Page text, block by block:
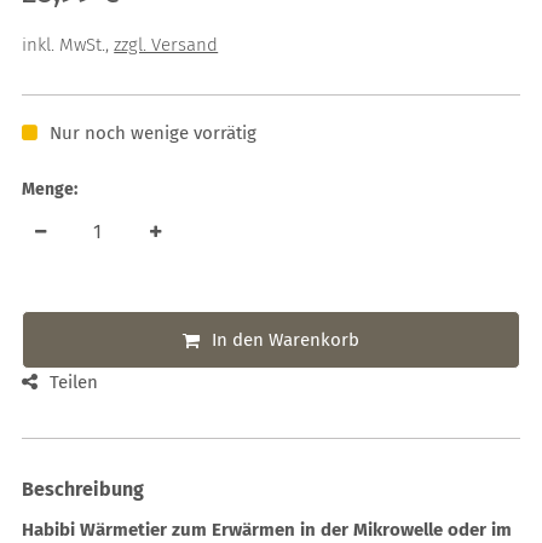
inkl. MwSt.,zzgl. Versand
Nur noch wenige vorrätig
Menge:
In den Warenkorb
Teilen
Beschreibung
Habibi Wärmetier zum Erwärmen in der Mikrowelle oder im